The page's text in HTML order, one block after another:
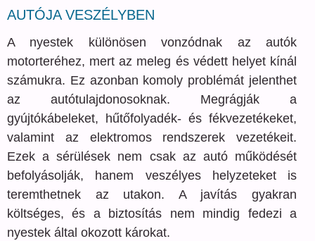
AUTÓJA VESZÉLYBEN
A nyestek különösen vonzódnak az autók
motorteréhez, mert az meleg és védett helyet kínál
számukra. Ez azonban komoly problémát jelenthet
az autótulajdonosoknak. Megrágják a
gyújtókábeleket, hűtőfolyadék- és fékvezetékeket,
valamint az elektromos rendszerek vezetékeit.
Ezek a sérülések nem csak az autó működését
befolyásolják, hanem veszélyes helyzeteket is
teremthetnek az utakon. A javítás gyakran
költséges, és a biztosítás nem mindig fedezi a
nyestek által okozott károkat.